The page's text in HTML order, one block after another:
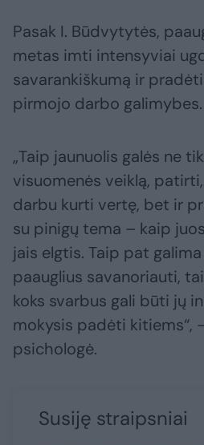
Pasak I. Būdvytytės,
metas imti intensyviai
savarankiškumą ir
pirmojo darbo galimybes.
„Taip jaunuolis galės ne
visuomenės veiklą,
darbu kurti vertę, bet ir
su pinigų tema – kaip
jais elgtis. Taip pat
paauglius savanoriauti,
koks svarbus gali būti jų
mokysis padėti kitiems“,
psichologė.
Susiję straipsniai